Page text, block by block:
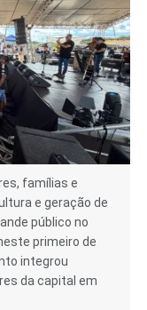
famílias e
e geração de
público no
primeiro de
integrou
da capital em